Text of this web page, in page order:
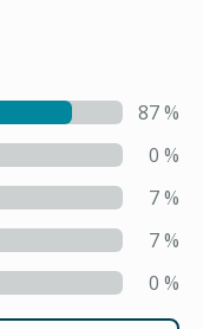
87%
0 %
7%
7%
0 %